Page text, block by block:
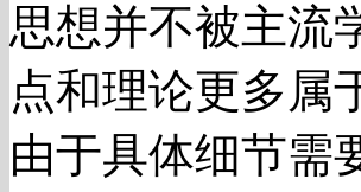
思想并不被主流
点和理论更多属
由于具体细节需